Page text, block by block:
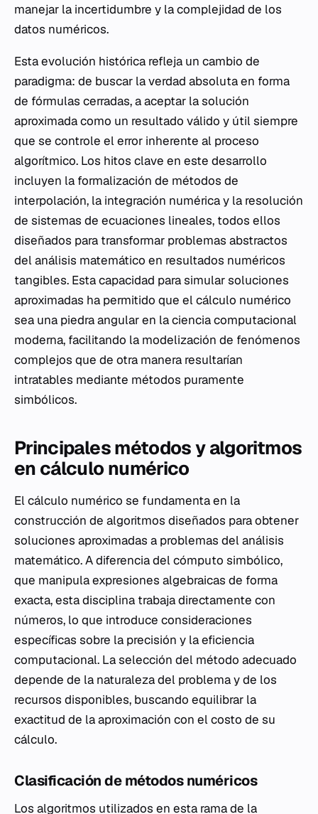
manejar la incertidumbre y la complejidad de los
datos numéricos.
Esta evolución histórica refleja un cambio de
paradigma: de buscar la verdad absoluta en forma
de fórmulas cerradas, a aceptar la solución
aproximada como un resultado válido y útil siempre
que se controle el error inherente al proceso
algorítmico. Los hitos clave en este desarrollo
incluyen la formalización de métodos de
interpolación, la integración numérica y la resolución
de sistemas de ecuaciones lineales, todos ellos
diseñados para transformar problemas abstractos
del análisis matemático en resultados numéricos
tangibles. Esta capacidad para simular soluciones
aproximadas ha permitido que el cálculo numérico
sea una piedra angular en la ciencia computacional
moderna, facilitando la modelización de fenómenos
complejos que de otra manera resultarían
intratables mediante métodos puramente
simbólicos.
Principales métodos y algoritmos
en cálculo numérico
El cálculo numérico se fundamenta en la
construcción de algoritmos diseñados para obtener
soluciones aproximadas a problemas del análisis
matemático. A diferencia del cómputo simbólico,
que manipula expresiones algebraicas de forma
exacta, esta disciplina trabaja directamente con
números, lo que introduce consideraciones
específicas sobre la precisión y la eficiencia
computacional. La selección del método adecuado
depende de la naturaleza del problema y de los
recursos disponibles, buscando equilibrar la
exactitud de la aproximación con el costo de su
cálculo.
Clasificación de métodos numéricos
Los algoritmos utilizados en esta rama de la